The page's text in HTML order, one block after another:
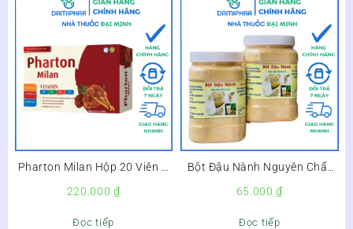
Pharton Milan Hộp 20 Viên –
Thể, Tăng Cường Sức Đề
Kháng –
220.000₫
Đọc tiếp
Bột Đậu Nành Nguyên Chất
65.000₫
Đọc tiếp